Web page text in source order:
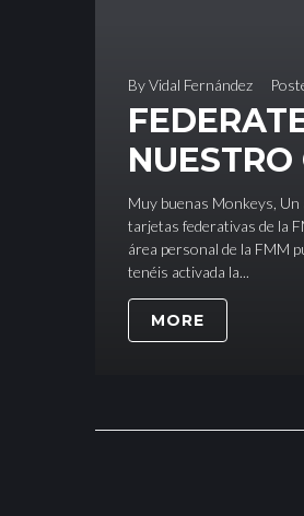
ByVidal Fernández
Muy buenas Monkeys,
tarjetas federativas de la
área personal de la FMM
tenéis activada la...
MORE